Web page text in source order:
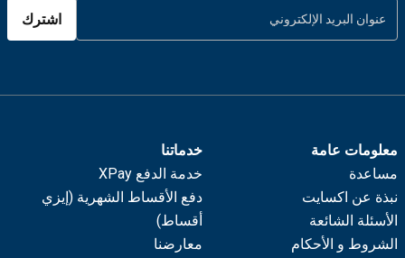
اشترك
معلومات عامة
مساعدة
نبذة عن اكسايت
الأسئلة الشائعة
الشروط و الأحكام
خدماتنا
خدمة الدفع XPay
دفع الأقساط الشهرية (إيزي
أقساط)
معارضنا